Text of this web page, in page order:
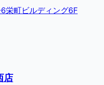
栄町ビルディング6F
店